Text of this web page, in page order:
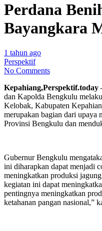
Perdana
Bayangkara
1 tahun ago
Perspektif
No Comments
Kepahiang,Perspektif.today
dan Kapolda Bengkulu
Kelobak, Kabupaten
merupakan bagian dari upaya
Provinsi Bengkulu dan
Gubernur Bengkulu
ini diharapkan dapat menjadi
meningkatkan produksi
kegiatan ini dapat
pentingnya meningkatkan
ketahanan pangan nasional,”